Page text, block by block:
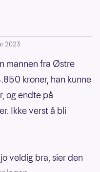
2023
mannen fra Østre
kroner, han kunne
og endte på
Ikke verst å bli
veldig bra, sier den